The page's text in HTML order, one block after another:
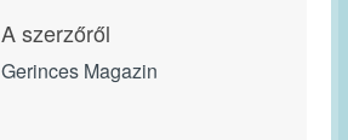
A szerzőről
Gerinces Magazin